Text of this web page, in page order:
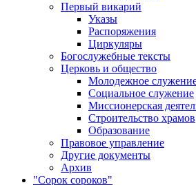
Первый викарий
Указы
Распоряжения
Циркуляры
Богослужебные тексты
Церковь и общество
Молодежное
Социальное служение
Миссионерская
Строительство храмов
Образование
Правовое управление
Другие документы
Архив
"Сорок сороков"